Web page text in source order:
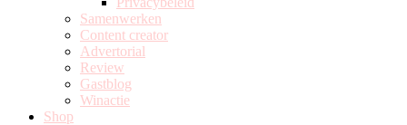
Samenwerken
Content creator
Advertorial
Review
Gastblog
Winactie
Shop